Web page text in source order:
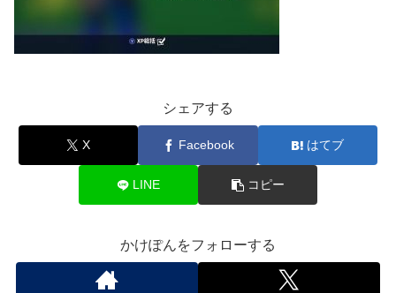
シェアする
X Facebook はてブ
LINE コピー
かけぽんをフォローする